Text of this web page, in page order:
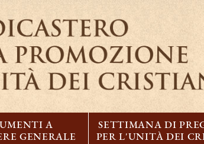
A
GENERALE
SETTIMANA DI
PER L'UNITÀ DEI